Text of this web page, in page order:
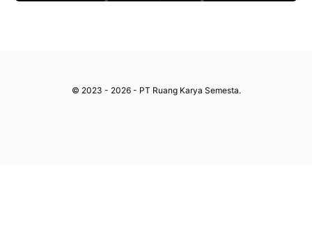
© 2023 - 2026 - PT Ruang Karya Semesta.